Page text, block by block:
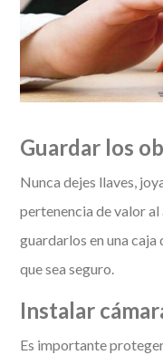
Guardar los
Nunca dejes llaves,
pertenencia de valor
guardarlos en una caja
que sea seguro.
Instalar
Es importante